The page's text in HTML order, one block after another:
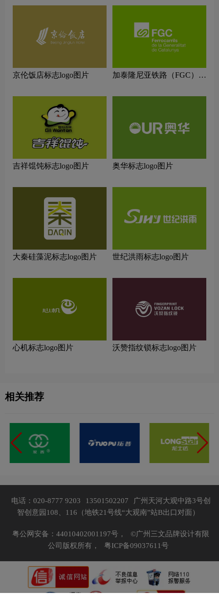
京伦饭店标志logo图片
加泰隆尼亚铁路（FGC）
吉祥馄饨标志logo图片 奥华标志logo图片
大秦硅藻泥标志logo图片 世纪洪雨标志logo图片
心机标志logo图片 沃赞指纹锁标志logo图片
相关推荐
电话：020-8777 9203 13501502207
广州天河大观中路3号创
智创意园108、116（地铁21号线“大观南”站B出口对面）
粤公网安备：44010402001197号，
©广州三文品牌设计有限
公司版权所有，
粤ICP备09037611号